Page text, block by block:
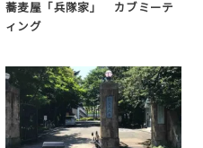
蕎麦屋「兵隊家」 カブミーテ
ィング